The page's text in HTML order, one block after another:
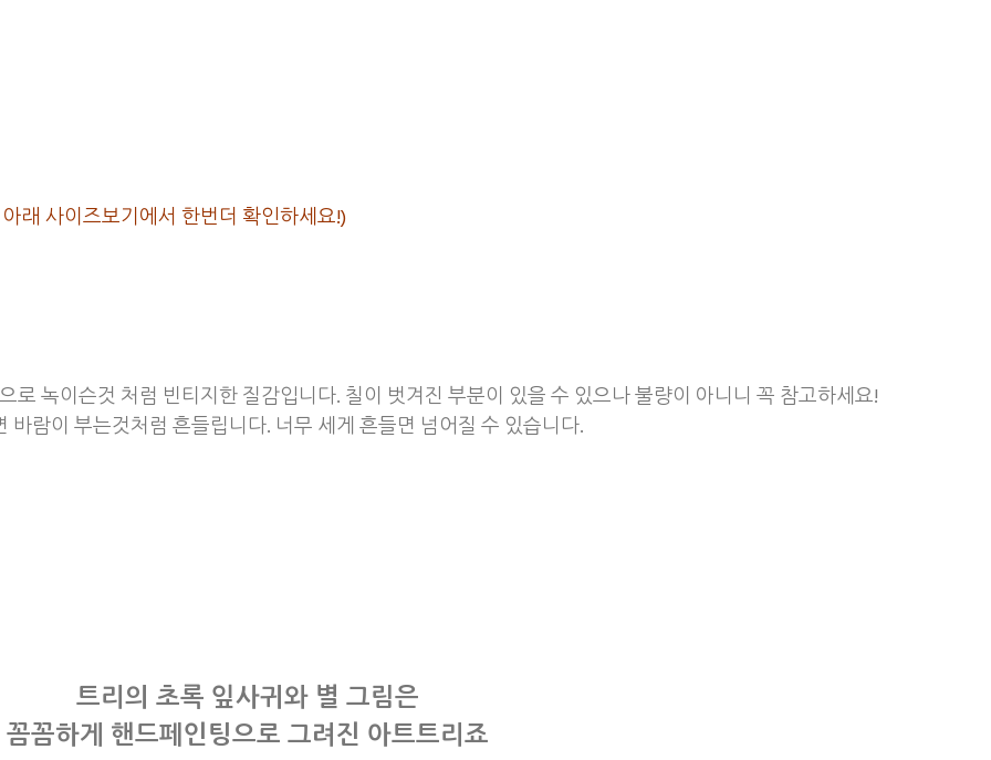
래 사이즈보기에서 한번더 확인하세요!)
로 녹이슨것 처럼 빈티지한 질감입니다. 칠이 벗겨진 부분이 있을 수 있으나 불량이 아니니 꼭 참고하세요!
람이 부는것처럼 흔들립니다. 너무 세게 흔들면 넘어질 수 있습니다.
트리의 초록 잎사귀와 별 그림은
꼼꼼하게 핸드페인팅으로 그려진 아트트리죠